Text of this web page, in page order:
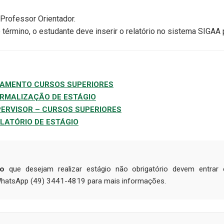
Orientador.
o estudante deve inserir o relatório no sistema SIGAA
CURSOS SUPERIORES
DE ESTÁGIO
– CURSOS SUPERIORES
DE ESTÁGIO
que desejam realizar estágio não obrigatório devem
(49) 3441-4819 para mais informações.